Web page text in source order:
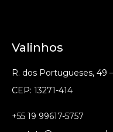
Valinhos
R. dos Portugueses, 49
CEP: 13271-414
+55 19 99617-5757